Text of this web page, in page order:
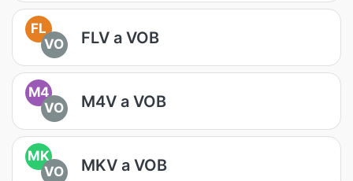
FL
VO
FLV a VOB
M4
VO
M4V a VOB
MK
VO
MKV a VOB